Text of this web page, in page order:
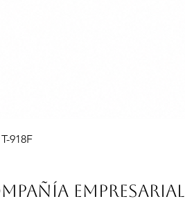
918F
Empresarial